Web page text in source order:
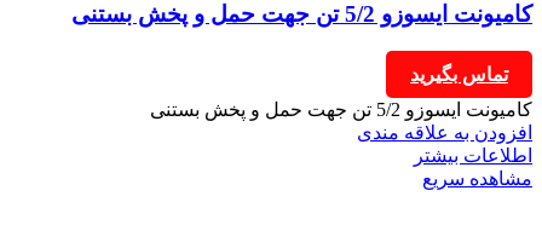
کامیونت ایسوزو 5/2 تن جهت حمل و پخش بستنی
تماس بگیرید
کامیونت ایسوزو 5/2 تن جهت حمل و پخش بستنی
افزودن به علاقه مندی
اطلاعات بیشتر
مشاهده سریع